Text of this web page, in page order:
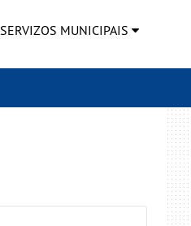
SERVIZOS MUNICIPAIS